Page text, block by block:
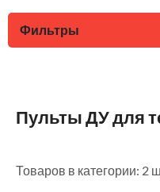
Фильтры
Пульты ДУ для
Товаров в категории: 2